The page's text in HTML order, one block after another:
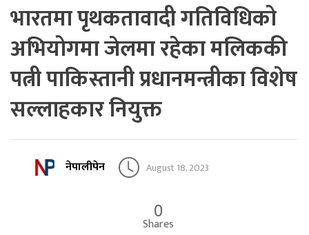
भारतमा पृथकतावादी गतिविधिको
अभियोगमा जेलमा रहेका मलिककी
पत्नी पाकिस्तानी प्रधानमन्त्रीका विशेष
सल्लाहकार नियुक्त
नेपालीपेन August 18, 2023
0
Shares